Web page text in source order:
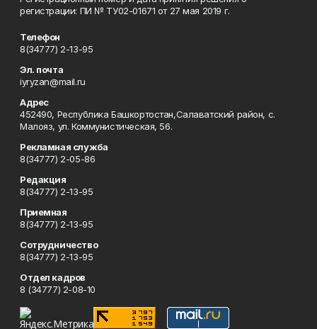
регистрации: ПИ № ТУ02-01671 от 27 мая 2019 г.
Телефон
8(34777) 2-13-95
Эл. почта
iyryzan@mail.ru
Адрес
452490, Республика Башкортостан,Салаватский район, с.
Малояз, ул. Коммунистическая, 56.
Рекламная служба
8(34777) 2-05-86
Редакция
8(34777) 2-13-95
Приемная
8(34777) 2-13-95
Сотрудничество
8(34777) 2-13-95
Отдел кадров
8 (34777) 2-08-10